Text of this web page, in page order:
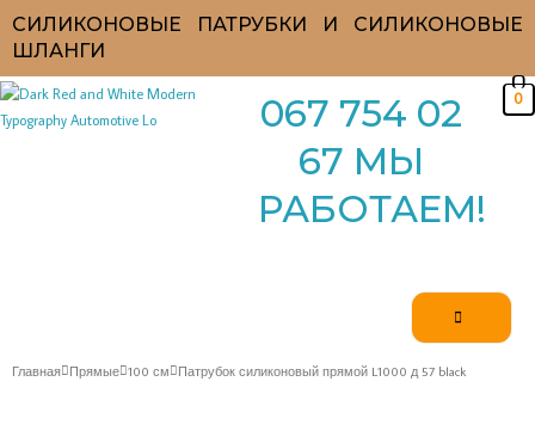
СИЛИКОНОВЫЕ ПАТРУБКИ И СИЛИКОНОВЫЕ
ШЛАНГИ
067 754 02
67 МЫ
РАБОТАЕМ!
0
Главная Прямые 100 см Патрубок силиконовый прямой L1000 д 57 black